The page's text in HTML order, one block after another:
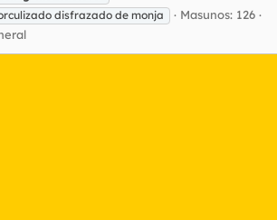
disfrazado de monja
Masunos: 126